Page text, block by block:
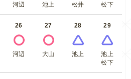
河辺 池上 松井 松下
26
河辺
27
大山
28
池上
29
池上
松下